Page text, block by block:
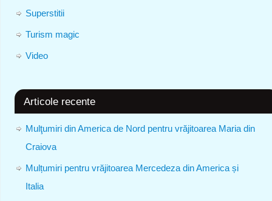
Superstitii
Turism magic
Video
Articole recente
Mulţumiri din America de Nord pentru vrăjitoarea Maria din
Craiova
Mulțumiri pentru vrăjitoarea Mercedeza din America și
Italia